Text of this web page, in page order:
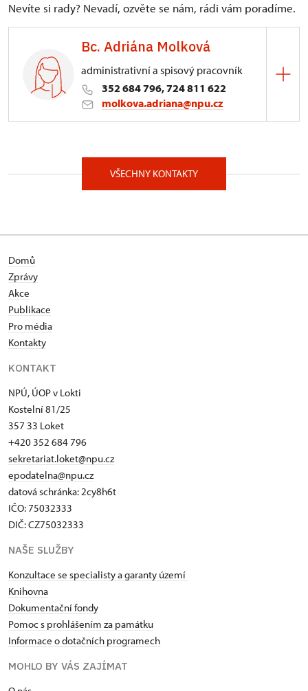
Nevíte si rady? Nevadí, ozvěte se nám, rádi vám poradíme.
Bc. Adriána Molková
administrativní a spisový pracovník
352 684 796, 724 811 622
molkova.adriana@npu.cz
Kostelní 81/25, Loket 35733
VŠECHNY KONTAKTY
Domů
Zprávy
Akce
Publikace
Pro média
Kontakty
KONTAKT
NPÚ, ÚOP v Lokti
Kostelní 81/25
357 33 Loket
+420 352 684 796
sekretariat.loket@npu.cz
epodatelna@npu.cz
datová schránka: 2cy8h6t​
IČO: 75032333
DIČ: CZ75032333
NAŠE SLUŽBY
Konzultace se specialisty a garanty území
Knihovna
Dokumentační fondy
Pomoc s prohlášením za památku
Informace o dotačních programech
MOHLO BY VÁS ZAJÍMAT